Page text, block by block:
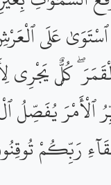
ٱسْتَوَىٰ عَلَى
كُلٌّۭ يَجْرِى
ٱلْأَمْرَ يُفَصِّلُ
رَبِّكُمْ